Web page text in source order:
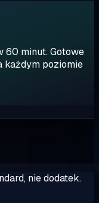
60 minut. Gotowe
każdym poziomie
nie dodatek.